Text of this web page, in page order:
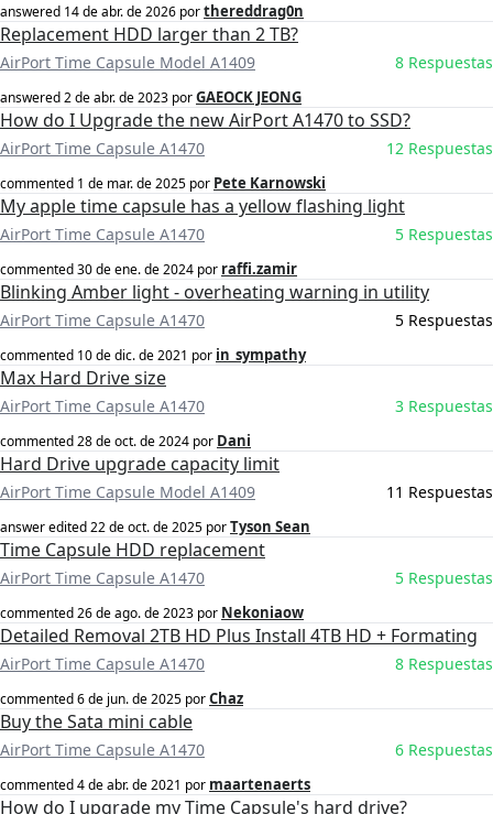
answered 14 de abr. de 2026 porthereddrag0n
Replacement HDD larger than 2 TB?
AirPort Time Capsule Model A1409 8 Respuestas
answered2 de abr. de 2023 porGAEOCK JEONG
How do I Upgrade the new AirPort A1470 to SSD?
AirPort Time Capsule A1470 12 Respuestas
commented 1 de mar. de 2025 por Pete Karnowski
My apple time capsule has a yellow flashing light
AirPort Time Capsule A1470 5 Respuestas
commented30 de ene. de 2024 por raffi.zamir
Blinking Amber light - overheating warning in utility
AirPort Time Capsule A1470 5 Respuestas
commented 10 de dic. de 2021 por in_sympathy
Max Hard Drive size
AirPort Time Capsule A1470 3 Respuestas
commented28 de oct. de 2024 por Dani
Hard Drive upgrade capacity limit
AirPort Time Capsule Model A1409 11 Respuestas
answer edited22 de oct. de 2025 porTyson Sean
Time Capsule HDD replacement
AirPort Time Capsule A1470 5 Respuestas
commented26 de ago. de 2023 por Nekoniaow
Detailed Removal 2TB HD Plus Install 4TB HD + Formating
AirPort Time Capsule A1470 8 Respuestas
commented6 de jun. de 2025 porChaz
Buy the Sata mini cable
AirPort Time Capsule A1470 6 Respuestas
commented4 de abr. de 2021 por maartenaerts
How do I upgrade my Time Capsule's hard drive?